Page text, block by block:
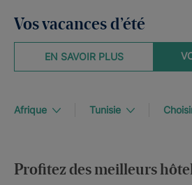
Vos vacances d’été
EN SAVOIR PLUS
Afrique Tunisie
Profitez des meilleurs